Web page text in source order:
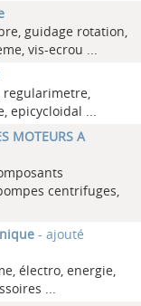
guidage rotation,
vis-ecrou ...
regularimetre,
epicycloidal ...
MOTEURS A
centrifuges,
- ajouté
électro, energie,
...